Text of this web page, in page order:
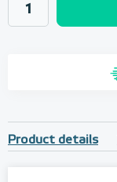
Product details